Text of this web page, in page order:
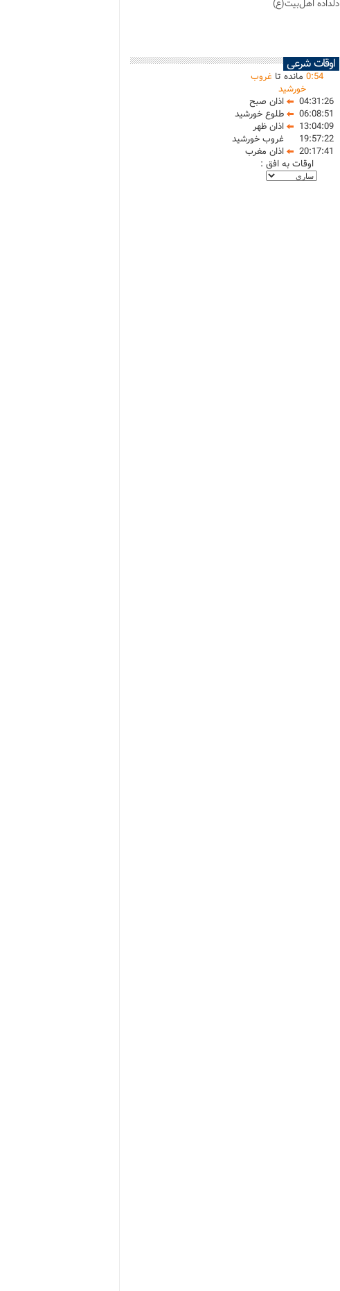
دلداده اهل‌بیت(ع)
اوقات شرعی
0:54 مانده تاغروب
خورشید
04:31:26
اذان صبح
06:08:51
طلوع خورشید
13:04:09
اذان ظهر
19:57:22
غروب خورشید
20:17:41
اذان مغرب
اوقات به افق :